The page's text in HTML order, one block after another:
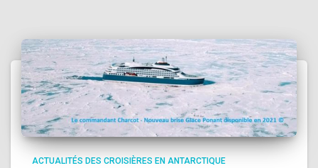
ACTUALITÉS DES CROISIÈRES EN ANTARCTIQUE